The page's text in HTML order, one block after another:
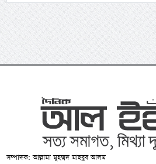
সম্পাদক: আল্লামা মুহম্মদ মাহবুব আলম